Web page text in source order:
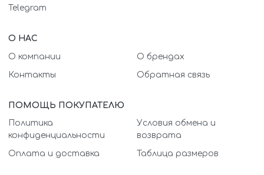
Telegram
О НАС
О компании О брендах
Контакты Обратная связь
ПОМОЩЬ ПОКУПАТЕЛЮ
Политика
конфиденциальности
Условия обмена и
возврата
Оплата и доставка Таблица размеров